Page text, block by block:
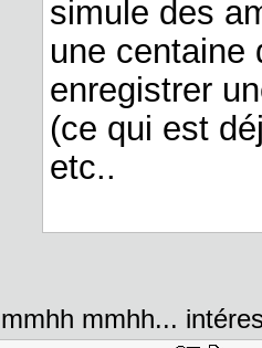
simule des
une centaine
enregistrer
(ce qui est
etc..
mmhh mmhh...